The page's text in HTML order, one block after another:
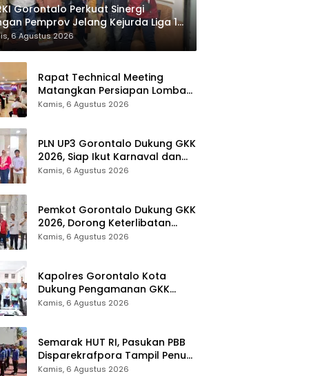
Gorontalo Perkuat Sinergi
Pemprov Jelang Kejurda Liga 1
Gubernur 2026
6 Agustus 2026
Rapat Technical Meeting
Matangkan Persiapan Lomba
Olahraga Masyarakat Tingkat
Kamis, 6 Agustus 2026
PLN UP3 Gorontalo Dukung GKK
2026, Siap Ikut Karnaval dan
Pastikan Ketersediaan Listrik
Kamis, 6 Agustus 2026
Pemkot Gorontalo Dukung GKK
2026, Dorong Keterlibatan
UMKM dan Ekraf Lokal
Kamis, 6 Agustus 2026
Kapolres Gorontalo Kota
Dukung Pengamanan GKK
2026, Disparekrafpora Perkuat
Kamis, 6 Agustus 2026
Semarak HUT RI, Pasukan PBB
Disparekrafpora Tampil Penuh
Semangat
Kamis, 6 Agustus 2026